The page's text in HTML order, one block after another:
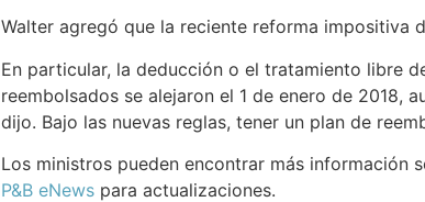
Walter agregó que la reciente reforma impositiva
En particular, la deducción o el tratamiento libre
reembolsados se alejaron el 1 de enero de 2018,
dijo. Bajo las nuevas reglas, tener un plan de
Los ministros pueden encontrar más información
P&B eNewspara actualizaciones.